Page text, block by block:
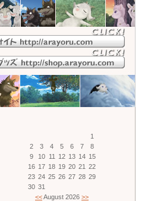
1
2
3 4 5 6 7
8
9
10 11 12 13 14 15
16 17 18 19 20 21 22
23 24 25 26 27 28 29
30 31
<<August 2026 >>